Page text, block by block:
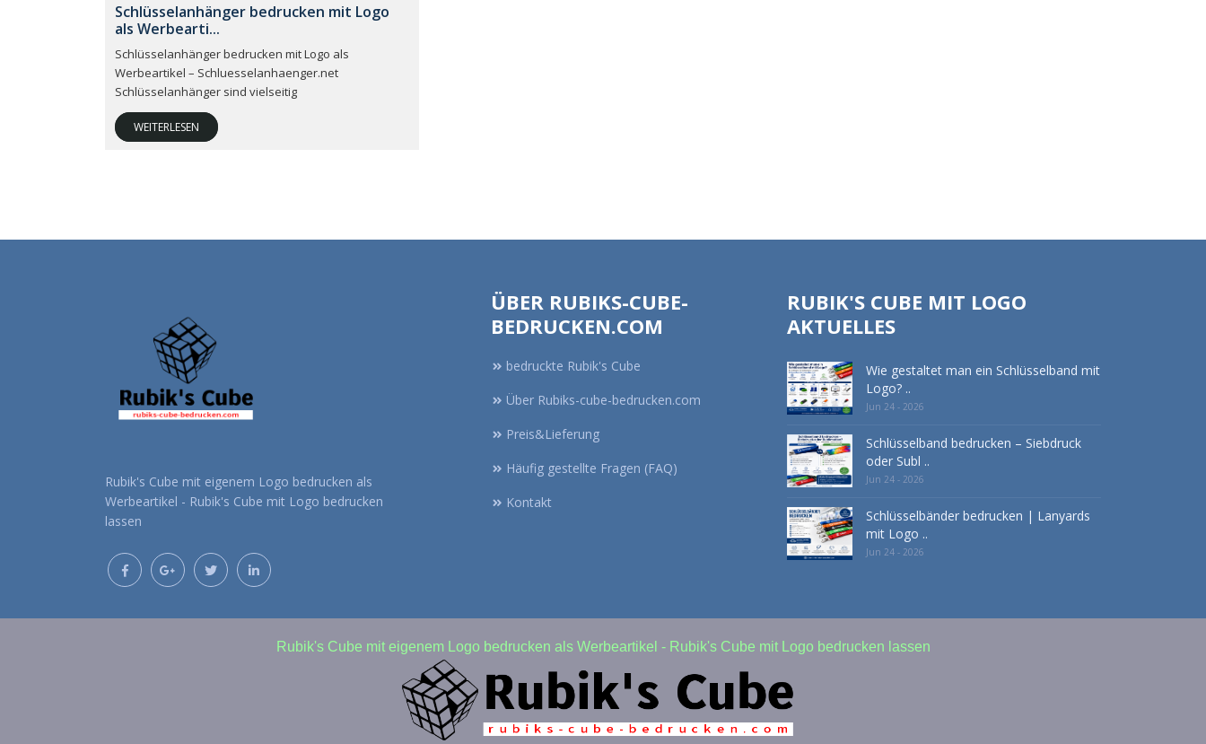
Schlüsselanhänger bedrucken mit Logo
als Werbearti...
Schlüsselanhänger bedrucken mit Logo als
Werbeartikel – Schluesselanhaenger.net
Schlüsselanhänger sind vielseitig
WEITERLESEN
Rubik's Cube mit eigenem Logo bedrucken als
Werbeartikel - Rubik's Cube mit Logo bedrucken
lassen
ÜBER RUBIKS-CUBE-
BEDRUCKEN.COM
bedruckte Rubik's Cube
Über Rubiks-cube-bedrucken.com
Preis&Lieferung
Häufig gestellte Fragen (FAQ)
Kontakt
RUBIK'S CUBE MIT LOGO
AKTUELLES
Wie gestaltet man ein Schlüsselband mit
Logo? ..
Jun 24 - 2026
Schlüsselband bedrucken – Siebdruck
oder Subl ..
Jun 24 - 2026
Schlüsselbänder bedrucken | Lanyards
mit Logo ..
Jun 24 - 2026
Rubik's Cube mit eigenem Logo bedrucken als Werbeartikel - Rubik's Cube mit Logo bedrucken lassen